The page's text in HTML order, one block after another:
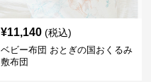
¥11,140 (税込)
ベビー布団 おとぎの国おくるみ
敷布団